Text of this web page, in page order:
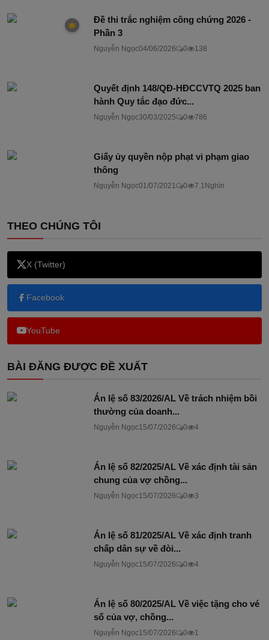
Đề thi trắc nghiệm công chứng 2026 -
Phần 3
Nguyễn Ngọc04/06/2026 0 138
Quyết định 148/QĐ-HĐCCVTQ 2025 ban
hành Quy tắc đạo đức...
Nguyễn Ngọc30/03/2025 0 786
Giấy ủy quyền nộp phạt vi phạm giao
thông
Nguyễn Ngọc01/07/2021 0 7.1Nghìn
THEO CHÚNG TÔI
X (Twitter)
Facebook
YouTube
BÀI ĐĂNG ĐƯỢC ĐỀ XUẤT
Án lệ số 83/2026/AL Về trách nhiệm bồi
thường của doanh...
Nguyễn Ngọc15/07/2026 0 4
Án lệ số 82/2025/AL Về xác định tài sản
chung của vợ chồng...
Nguyễn Ngọc15/07/2026 0 3
Án lệ số 81/2025/AL Về xác định tranh
chấp dân sự về đòi...
Nguyễn Ngọc15/07/2026 0 4
Án lệ số 80/2025/AL Về việc tặng cho vé
số của vợ, chồng...
Nguyễn Ngọc15/07/2026 0 1